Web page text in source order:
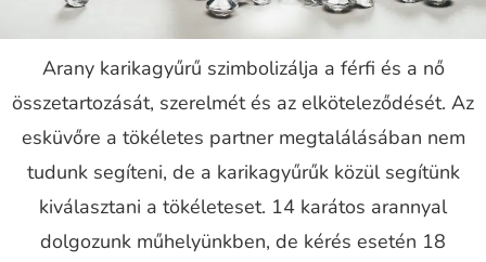
Arany karikagyűrű szimbolizálja a férfi és a nő
összetartozását, szerelmét és az elköteleződését. Az
esküvőre a tökéletes partner megtalálásában nem
tudunk segíteni, de a karikagyűrűk közül segítünk
kiválasztani a tökéleteset. 14 karátos arannyal
dolgozunk műhelyünkben, de kérés esetén 18